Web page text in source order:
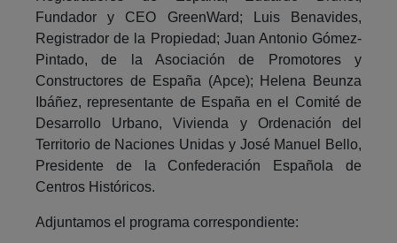
Fundador y CEO GreenWard; Luis Benavides,
Registrador de la Propiedad; Juan Antonio Gómez-
Pintado, de la Asociación de Promotores y
Constructores de España (Apce); Helena Beunza
Ibáñez, representante de España en el Comité de
Desarrollo Urbano, Vivienda y Ordenación del
Territorio de Naciones Unidas y José Manuel Bello,
Presidente de la Confederación Española de
Centros Históricos.
Adjuntamos el programa correspondiente: